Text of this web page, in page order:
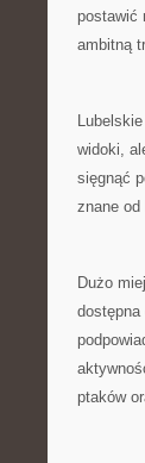
postawić
ambitną
widoki,
sięgnąć
znane od
Dużo
dostępna
ptaków